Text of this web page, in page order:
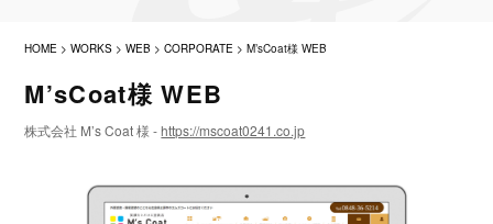
HOME >WORKS >WEB >CORPORATE >M’sCoat様 WEB
M’sCoat様 WEB
株式会社 M’s Coat 様 -https://mscoat0241.co.jp